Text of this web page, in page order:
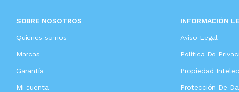
SOBRE NOSOTROS
Quienes somos
Marcas
Garantía
Mi cuenta
INFORMACIÓN
Aviso Legal
Política De
Propiedad
Protección De